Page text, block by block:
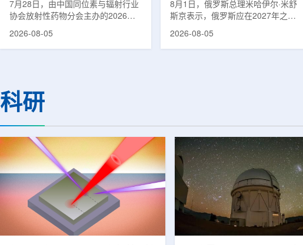
访中国同辐总工程师、中核
集团首席科学家刘蕴韬
7月28日，由中国同位素与辐射行业
协会放射性药物分会主办的2026年
放射性药物创新发展大会在山西省太
辐党委委员、总工程师、中核集团首
席科学家刘蕴韬接受记者专访时表
持续缩小城乡核医疗资源差距。同
时，以...
2026-08-05
8月1日，俄罗斯总理米哈伊尔·米舒
斯京表示，俄罗斯应在2027年之前
完成国产核磁共振成像仪的研制工
核磁共振成像仪。该设备若按计划
完...
2026-08-05
科研